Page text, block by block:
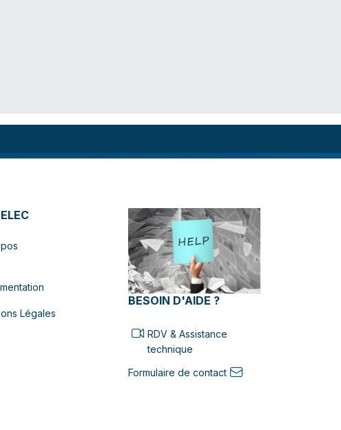
Légales
BESOIN D'AIDE ?
RDV & Assistance
technique
Formulaire de contact